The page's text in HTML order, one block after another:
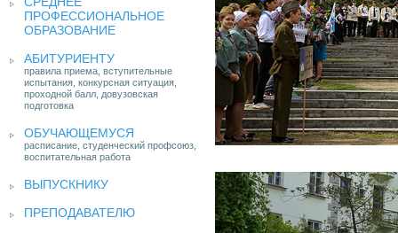
ПРОФЕССИОНАЛЬНОЕ
ОБРАЗОВАНИЕ
АБИТУРИЕНТУ
правила приема, вступительные
испытания, конкурсная ситуация,
проходной балл, довузовская
подготовка
ОБУЧАЮЩЕМУСЯ
расписание, студенческий профсоюз,
воспитательная работа
ВЫПУСКНИКУ
ПРЕПОДАВАТЕЛЮ